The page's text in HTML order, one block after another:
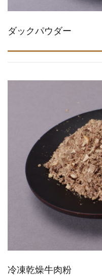
ダックパウダー
冷凍乾燥牛肉粉